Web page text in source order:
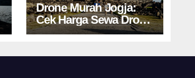
Drone Murah Jogja:
Cek Harga Sewa Drone
Yogyakarta Terbaru!